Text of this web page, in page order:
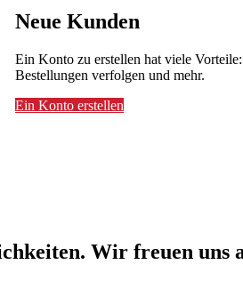
Neue Kunden
Ein Konto zu erstellen hat viele
Bestellungen verfolgen und mehr.
Ein Konto erstellen
Wir freuen uns